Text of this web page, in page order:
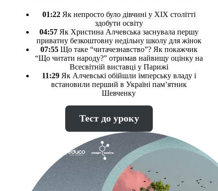
01:22Як непросто було дівчині у ХІХ столітті
здобути освіту
04:57Як Христина Алчевська заснувала першу
приватну безкоштовну недільну школу для жінок
07:55Що таке “читачезнавство”? Як покажчик
“Що читати народу?” отримав найвищу оцінку на
Всесвітній виставці у Парижі
11:29Як Алчевські обійшли імперську владу і
встановили перший в Україні пам’ятник
Шевченку
Тест до уроку